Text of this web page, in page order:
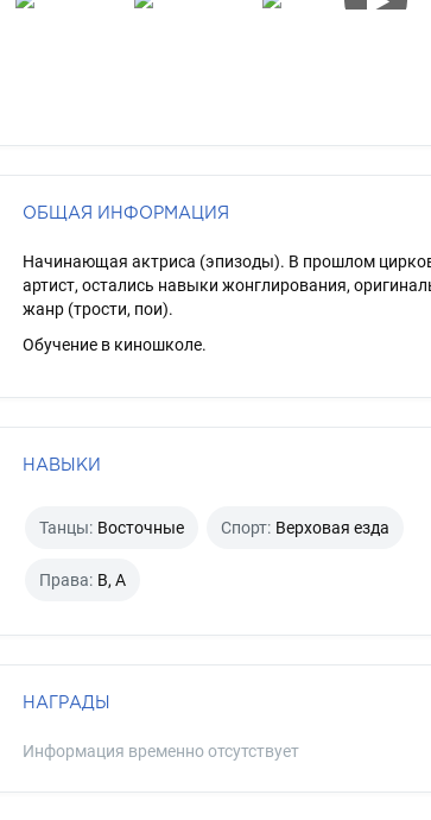
ОБЩАЯ ИНФОРМАЦИЯ
Начинающая актриса (эпизоды). В прошлом
артист, остались навыки жонглирования,
жанр (трости, пои).
Обучение в киношколе.
НАВЫКИ
Танцы: Восточные Спорт: Верховая езда
Права: B, A
НАГРАДЫ
Информация временно отсутствует